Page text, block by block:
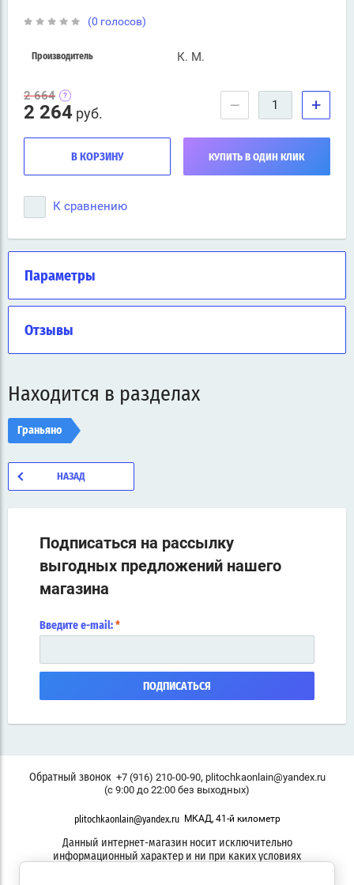
(0 голосов)
Производитель К. М.
2 664
2 264 руб. − +
В КОРЗИНУ КУПИТЬ В ОДИН КЛИК
К сравнению
Параметры
Отзывы
Находится в разделах
Граньяно
НАЗАД
Подписаться на рассылку
выгодных предложений нашего
магазина
Введите e-mail: *
ПОДПИСАТЬСЯ
Обратный звонок +7 (916) 210-00-90, plitochkaonlain@yandex.ru
(с 9:00 до 22:00 без выходных)
plitochkaonlain@yandex.ru МКАД, 41-й километр
Данный интернет-магазин носит исключительно
информационный характер и ни при каких условиях